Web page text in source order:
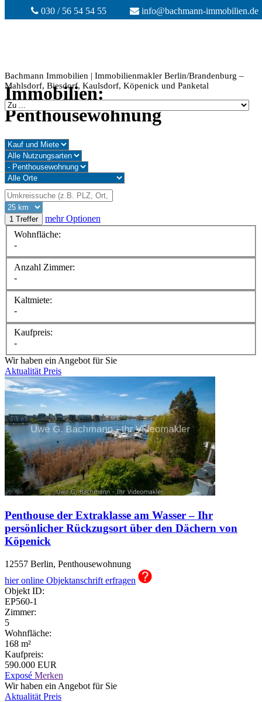
030 / 56 54 54 55 info@bachmann-immobilien.de
Bachmann Immobilien | Immobilienmakler Berlin/Brandenburg –
Mahlsdorf, Biesdorf, Kaulsdorf, Köpenick und Panketal
Immobilien:
Penthousewohnung
1 Treffer
mehr Optionen
Wohnfläche:
-
Anzahl Zimmer:
-
Kaltmiete:
-
Kaufpreis:
-
Wir haben ein Angebot für Sie
Aktualität Preis
Penthouse der Extraklasse am Wasser – Ihr
persönlicher Rückzugsort über den Dächern von
Köpenick
12557 Berlin, Penthousewohnung
hieronline Objektanschrift erfragen
Objekt ID:
EP560-1
Zimmer:
5
Wohnfläche:
168 m²
Kaufpreis:
590.000 EUR
Exposé Merken
Wir haben ein Angebot für Sie
Aktualität Preis